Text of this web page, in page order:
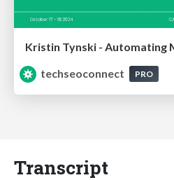
techseoconnect
PRO
Transcript